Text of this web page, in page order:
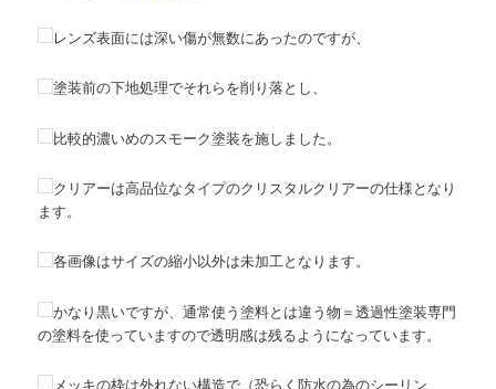
レンズ表面には深い傷が無数にあったのですが、
塗装前の下地処理でそれらを削り落とし、
比較的濃いめのスモーク塗装を施しました。
クリアーは高品位なタイプのクリスタルクリアーの仕様となり
ます。
各画像はサイズの縮小以外は未加工となります。
かなり黒いですが、通常使う塗料とは違う物＝透過性塗装専門
の塗料を使っていますので透明感は残るようになっています。
メッキの枠は外れない構造で（恐らく防水の為のシーリン